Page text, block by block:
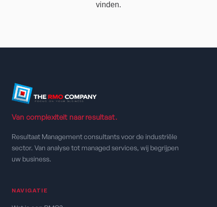
vinden.
Van complexiteit naar resultaat.
Resultaat Management consultants voor de industriële
sector. Van analyse tot managed services, wij begrijpen
uw business.
NAVIGATIE